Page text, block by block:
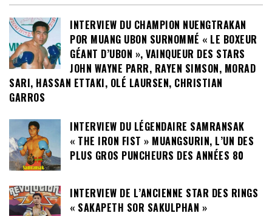
INTERVIEW DU CHAMPION NUENGTRAKAN
POR MUANG UBON SURNOMMÉ « LE BOXEUR
GÉANT D’UBON », VAINQUEUR DES STARS
JOHN WAYNE PARR, RAYEN SIMSON, MORAD
SARI, HASSAN ETTAKI, OLÉ LAURSEN, CHRISTIAN
GARROS
INTERVIEW DU LÉGENDAIRE SAMRANSAK
« THE IRON FIST » MUANGSURIN, L’UN DES
PLUS GROS PUNCHEURS DES ANNÉES 80
INTERVIEW DE L’ANCIENNE STAR DES RINGS
« SAKAPETH SOR SAKULPHAN »